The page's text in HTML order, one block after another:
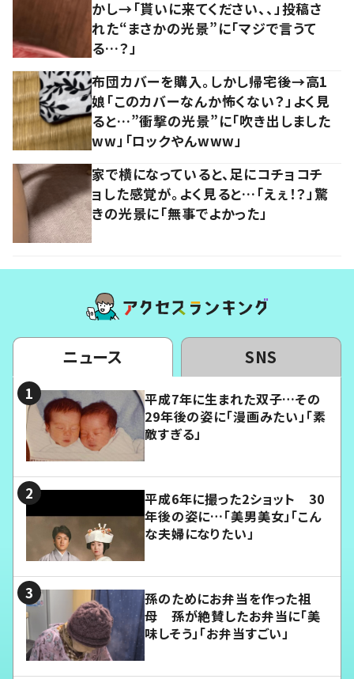
かし→「貰いに来てください、、」投稿さ
れた“まさかの光景”に「マジで言うて
る…？」
布団カバーを購入。しかし帰宅後→高1
娘「このカバーなんか怖くない？」よく見
ると…”衝撃の光景”に「吹き出しました
ww」「ロックやんwww」
家で横になっていると、足にコチョコチ
ョした感覚が。よく見ると…「えぇ！？」驚
きの光景に「無事でよかった」
ニュース SNS
平成7年に生まれた双子…その
29年後の姿に「漫画みたい」「素
敵すぎる」
平成6年に撮った2ショット 30
年後の姿に…「美男美女」「こん
な夫婦になりたい」
孫のためにお弁当を作った祖
母 孫が絶賛したお弁当に「美
味しそう」「お弁当すごい」